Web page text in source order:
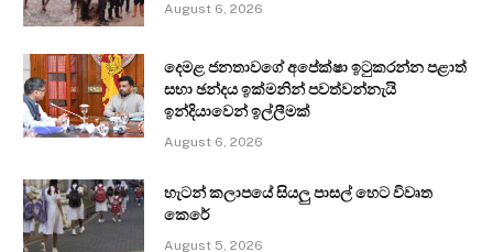
August 6, 2026
දෙමළ ජනතාවගේ අපේක්ෂා ඉටුකරන්න පළාත්
සභා ඡන්දය ඉක්මනින් පවත්වන්නැයි
ඉන්දියාවෙන් ඉල්ලීමක්
August 6, 2026
හැටන් කලාපයේ සියලු පාසල් හෙට විවෘත
කෙරේ
August 5, 2026